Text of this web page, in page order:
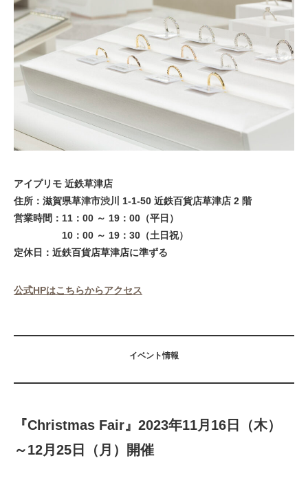
アイプリモ 近鉄草津店
住所：滋賀県草津市渋川 1-1-50 近鉄百貨店草津店 2 階
営業時間：11：00 ～ 19：00（平日）
10：00 ～ 19：30（土日祝）
定休日：近鉄百貨店草津店に準ずる
公式HPはこちらからアクセス
イベント情報
『Christmas Fair』 2023年11月16日（木）
～12月25日（月）開催